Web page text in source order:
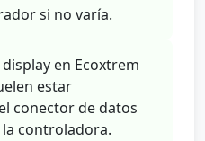
si no varía.
en Ecoxtrem
estar
conector de datos
controladora.